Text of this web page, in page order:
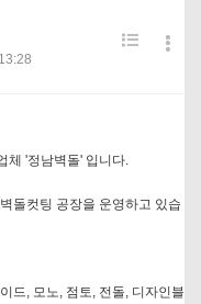
체 '정남벽돌' 입니다.
돌컷팅 공장을 운영하고 있습
드, 모노, 점토, 전돌, 디자인블